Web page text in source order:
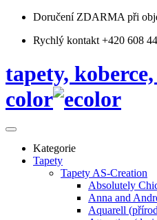
Doručení ZDARMA při
Rychlý kontakt +420 608
tapety,
color
Kategorie
Tapety
Tapety AS-Creation
Absolutely
Anna and
Aquarell